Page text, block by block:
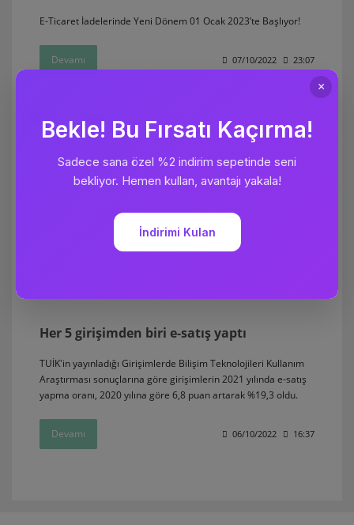
E-Ticaret İadelerinde Yeni Dönem 01 Ocak 2023’te Başlıyor!
Devamı 07/10/2022 23:07
Her 5 girişimden biri e-satış yaptı
TUİK'in yayınladığı Girişimlerde Bilişim Teknolojileri Kullanım
Araştırması sonuçlarına göre girişimlerin 2021 yılında e-satış
yapma oranı, 2020 yılına göre 6,8 puan artarak %19,3 oldu.
Devamı 06/10/2022 16:37